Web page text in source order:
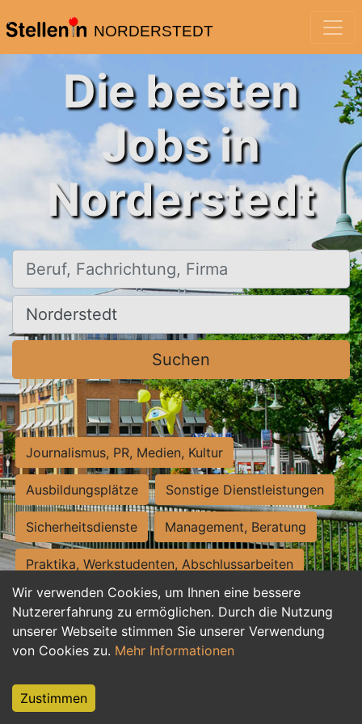
NORDERSTEDT
Wir verwenden Cookies, um Ihnen eine bessere
Nutzererfahrung zu ermöglichen. Durch die Nutzung
unserer Webseite stimmen Sie unserer Verwendung
von Cookies zu. Mehr Informationen
Zustimmen
Die besten
Jobs in
Norderstedt
Beruf, Fachrichtung, Firma
Ort, Stadt
Suchen
Journalismus, PR, Medien, Kultur
Ausbildungsplätze Sonstige Dienstleistungen
Sicherheitsdienste Management, Beratung
Praktika, Werkstudenten, Abschlussarbeiten
Personalwesen Assistenz, Sekretariat
Hilfskräfte, Aushilfs- und Nebenjobs
Weiterbildung, Studium, duale Ausbildung